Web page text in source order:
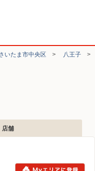
いたま市中央区 > 八王子 >
店舗